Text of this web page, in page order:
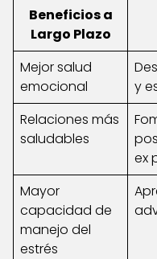
Beneficios a
Largo Plazo
Mejor salud
emocional
y
Relaciones más
saludables
ex
Mayor
capacidad de
manejo del
estrés